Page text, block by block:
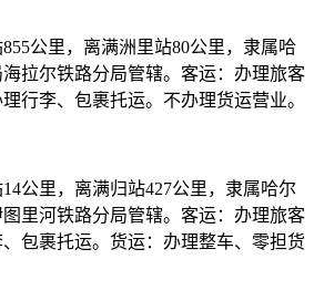
公里，离满洲里站80公里，隶属哈
拉尔铁路分局管辖。客运：办理旅客
行李、包裹托运。不办理货运营业。
公里，离满归站427公里，隶属哈尔
里河铁路分局管辖。客运：办理旅客
包裹托运。货运：办理整车、零担货